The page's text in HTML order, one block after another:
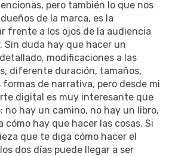
pero también lo que nos
de la marca, es la
frente a los ojos de la audiencia
Sin duda hay que hacer un
modificaciones a las
diferente duración, tamaños,
de narrativa, pero desde mi
digital es muy interesante que
no hay un camino, no hay un libro,
cómo hay que hacer las cosas. Si
que te diga cómo hacer el
dos días puede llegar a ser